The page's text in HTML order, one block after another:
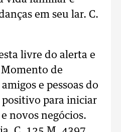
em seu lar. C.
livre do alerta e
de
e pessoas do
para iniciar
novos negócios.